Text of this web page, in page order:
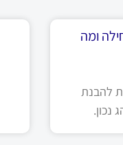
ומה
להבנת
נכון.